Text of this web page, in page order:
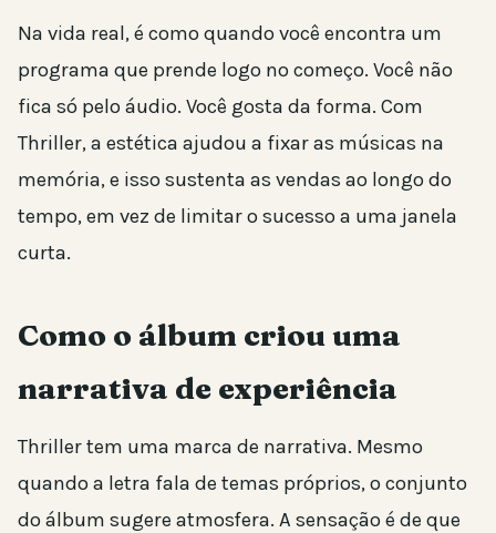
Na vida real, é como quando você encontra um
programa que prende logo no começo. Você não
fica só pelo áudio. Você gosta da forma. Com
Thriller, a estética ajudou a fixar as músicas na
memória, e isso sustenta as vendas ao longo do
tempo, em vez de limitar o sucesso a uma janela
curta.
Como o álbum criou uma
narrativa de experiência
Thriller tem uma marca de narrativa. Mesmo
quando a letra fala de temas próprios, o conjunto
do álbum sugere atmosfera. A sensação é de que